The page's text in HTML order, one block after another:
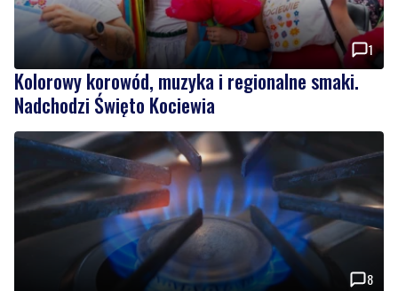
Kolorowy korowód, muzyka i regionalne smaki.
Nadchodzi Święto Kociewia
8
Gazowe przygotowania do zimy. Polska lepiej
wygląda niż inne kraje w Europie